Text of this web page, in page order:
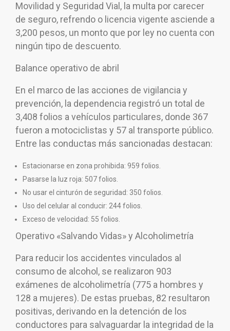
Movilidad y Seguridad Vial, la multa por carecer
de seguro, refrendo o licencia vigente asciende a
3,200 pesos, un monto que por ley no cuenta con
ningún tipo de descuento.
Balance operativo de abril
En el marco de las acciones de vigilancia y
prevención, la dependencia registró un total de
3,408 folios a vehículos particulares, donde 367
fueron a motociclistas y 57 al transporte público.
Entre las conductas más sancionadas destacan:
Estacionarse en zona prohibida: 959 folios.
Pasarse la luz roja: 507 folios.
No usar el cinturón de seguridad: 350 folios.
Uso del celular al conducir: 244 folios.
Exceso de velocidad: 55 folios.
Operativo «Salvando Vidas» y Alcoholimetría
Para reducir los accidentes vinculados al
consumo de alcohol, se realizaron 903
exámenes de alcoholimetría (775 a hombres y
128 a mujeres). De estas pruebas, 82 resultaron
positivas, derivando en la detención de los
conductores para salvaguardar la integridad de la